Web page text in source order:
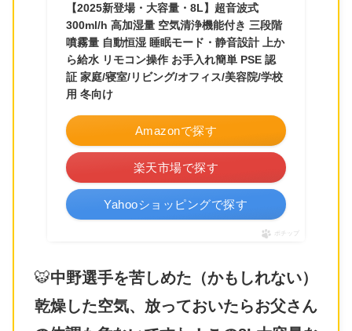
【2025新登場・大容量・8L】超音波式
300ml/h 高加湿量 空気清浄機能付き 三段階
噴霧量 自動恒湿 睡眠モード・静音設計 上か
ら給水 リモコン操作 お手入れ簡単 PSE 認
証 家庭/寝室/リビング/オフィス/美容院/学校
用 冬向け
Amazonで探す
楽天市場で探す
Yahooショッピングで探す
ポチップ
🐯中野選手を苦しめた（かもしれない）
乾燥した空気、放っておいたらお父さん